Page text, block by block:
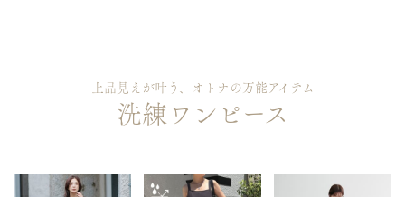
上品見えが叶う、オトナの万能アイテム
洗練ワンピース